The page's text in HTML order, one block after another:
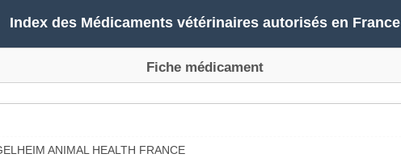
Index des Médicaments vétérinaires autorisés en France
Fiche médicament
ANIMAL HEALTH FRANCE